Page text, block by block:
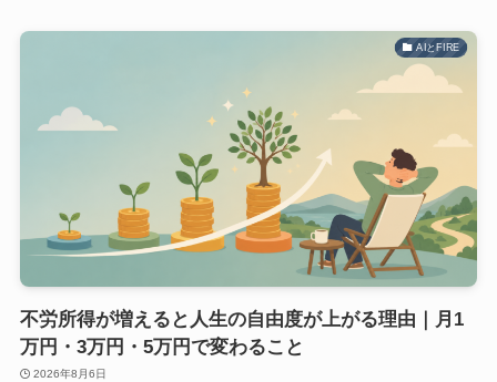
AIとFIRE
不労所得が増えると人生の自由度が上がる理由｜月1
万円・3万円・5万円で変わること
2026年8月6日